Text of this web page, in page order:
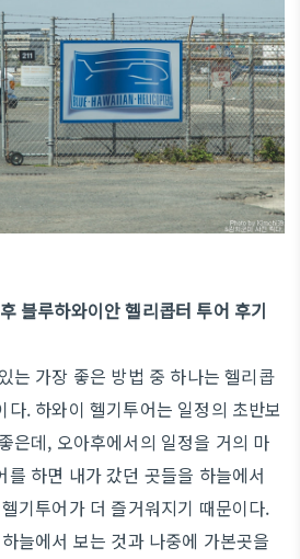
블루하와이안 헬리콥터 투어 후기
는 가장 좋은 방법 중 하나는 헬리콥
다. 하와이 헬기투어는 일정의 초반보
은데, 오아후에서의 일정을 거의 마
를 하면 내가 갔던 곳들을 하늘에서
기투어가 더 즐거워지기 때문이다.
늘에서 보는 것과 나중에 가본곳을